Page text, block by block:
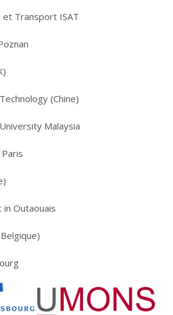
et Transport ISAT
(Chine)
Malaysia
Outaouais